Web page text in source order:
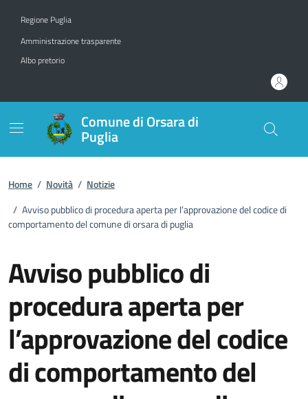
Regione Puglia
Amministrazione trasparente
Albo pretorio
Comune di Orsara di
Puglia
Home / Novità / Notizie
/ Avviso pubblico di procedura aperta per l’approvazione del codice di
comportamento del comune di orsara di puglia
Avviso pubblico di
procedura aperta per
l’approvazione del codice
di comportamento del